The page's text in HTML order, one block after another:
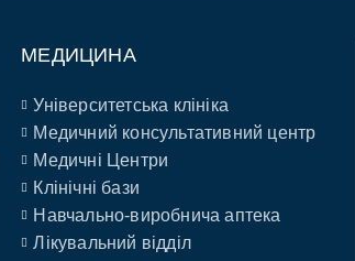
МЕДИЦИНА
Університетська клініка
Медичний консультативний центр
Медичні Центри
Клінічні бази
Навчально-виробнича аптека
Лікувальний відділ